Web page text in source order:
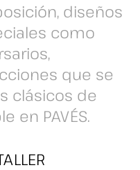
diseños
como
que se
clásicos de
en PAVÉS.